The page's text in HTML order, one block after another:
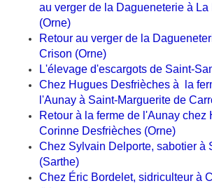
au verger de la Dagueneterie à La
(Orne)
Retour au verger de la
Crison (Orne)
L'élevage d'escargots de Saint-
Chez Hugues Desfrièches à la
l'Aunay à Saint-Marguerite de
Retour à la ferme de l'Aunay chez
Corinne Desfrièches (Orne)
Chez Sylvain Delporte, sabotier à
(Sarthe)
Chez Éric Bordelet, sidriculteur à